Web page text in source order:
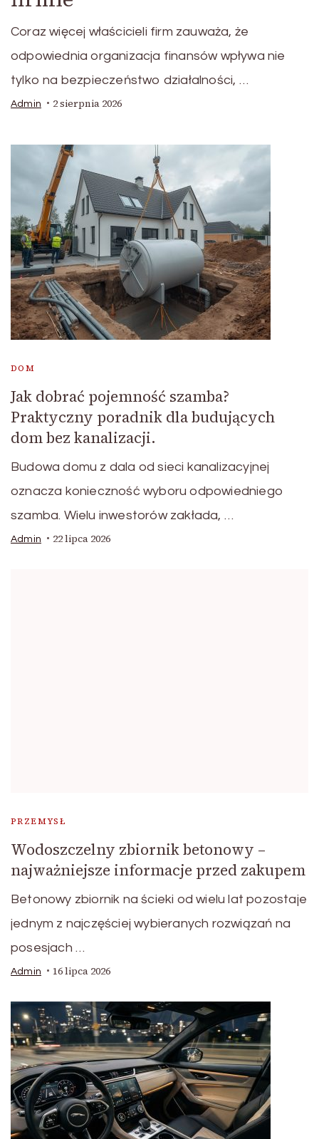
Coraz więcej właścicieli firm zauważa, że
odpowiednia organizacja finansów wpływa nie
tylko na bezpieczeństwo działalności, …
Admin 2 sierpnia 2026
DOM
Jak dobrać pojemność szamba?
Praktyczny poradnik dla budujących
dom bez kanalizacji.
Budowa domu z dala od sieci kanalizacyjnej
oznacza konieczność wyboru odpowiedniego
szamba. Wielu inwestorów zakłada, …
Admin 22 lipca 2026
PRZEMYSŁ
Wodoszczelny zbiornik betonowy –
najważniejsze informacje przed zakupem
Betonowy zbiornik na ścieki od wielu lat pozostaje
jednym z najczęściej wybieranych rozwiązań na
posesjach …
Admin 16 lipca 2026